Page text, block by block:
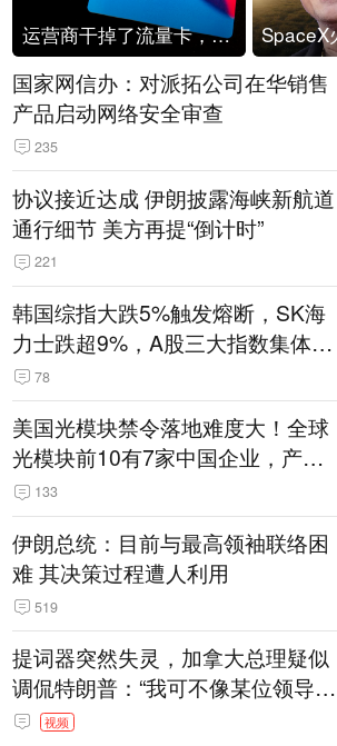
运营商干掉了流量卡，他们真的玩不起了
国家网信办：对派拓公司在华销售
产品启动网络安全审查
235
协议接近达成 伊朗披露海峡新航道
通行细节 美方再提“倒计时”
221
韩国综指大跌5%触发熔断，SK海
力士跌超9%，A股三大指数集体低
开 78
美国光模块禁令落地难度大！全球
光模块前10有7家中国企业，产业
界人士：想“脱钩”并不容易
133
伊朗总统：目前与最高领袖联络困
难 其决策过程遭人利用
519
提词器突然失灵，加拿大总理疑似
调侃特朗普：“我可不像某位领导
人，把这当成一场阴谋”，全场哄笑
视频